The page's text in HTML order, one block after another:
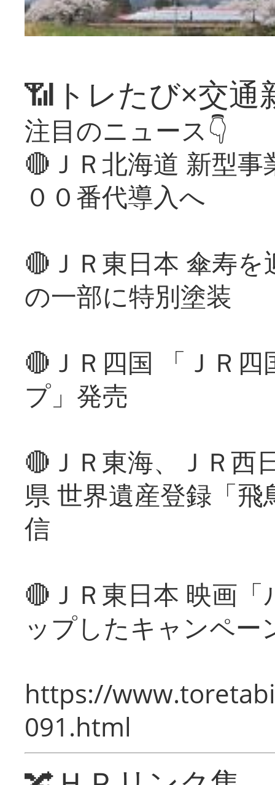
📶トレたび×交通
注目のニュース👇
🔴ＪＲ北海道 新型
００番代導入へ
🔴ＪＲ東日本 傘寿
の一部に特別塗装
🔴ＪＲ四国 「ＪＲ
プ」発売
🔴ＪＲ東海、ＪＲ西
県 世界遺産登録「
信
🔴ＪＲ東日本 映画
ップしたキャンペー
https://
091.html